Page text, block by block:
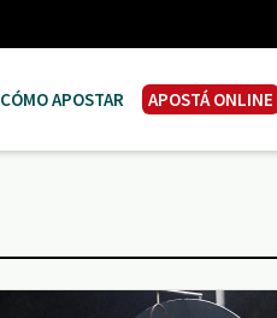
CÓMO APOSTAR APOSTÁ ONLINE